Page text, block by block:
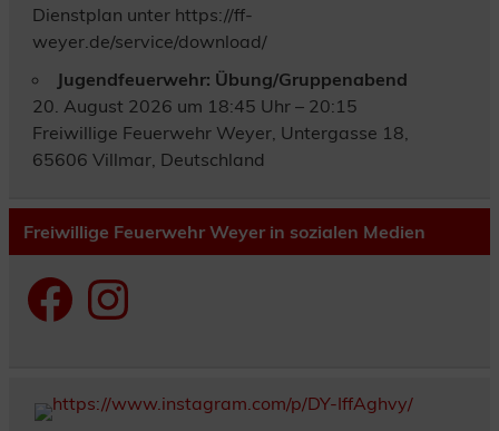
Dienstplan unter https://ff-
weyer.de/service/download/
Jugendfeuerwehr: Übung/Gruppenabend
20. August 2026 um 18:45 Uhr – 20:15
Freiwillige Feuerwehr Weyer, Untergasse 18,
65606 Villmar, Deutschland
Freiwillige Feuerwehr Weyer in sozialen Medien
FacebookInstagram